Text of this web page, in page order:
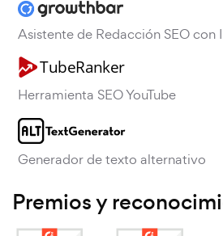
Asistente de Redacción SEO con
Herramienta SEO YouTube
Generador de texto alternativo
Premios y